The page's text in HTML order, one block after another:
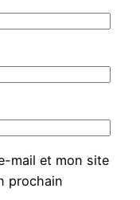
mail et mon site
prochain